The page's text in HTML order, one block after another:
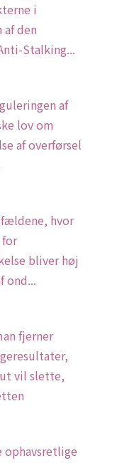
i
den
Stalking...
af
lov om
af overførsel
hvor
bliver høj
ond...
fjerner
vil slette,
ophavsretlige